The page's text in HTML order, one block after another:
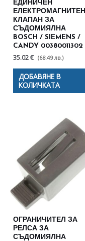
ЕДИНИЧЕН
ЕЛЕКТРОМАГНИТЕН
КЛАПАН ЗА
СЪДОМИЯЛНА
BOSCH / SIEMENS /
CANDY 00380011302
35.02 € (68.49 лв.)
ДОБАВЯНЕ В
КОЛИЧКАТА
ОГРАНИЧИТЕЛ ЗА
РЕЛСА ЗА
СЪДОМИЯЛНА